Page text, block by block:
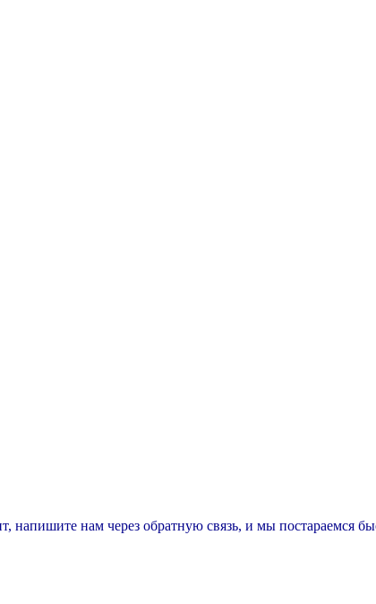
напишите нам через обратную связь, и мы постараемся